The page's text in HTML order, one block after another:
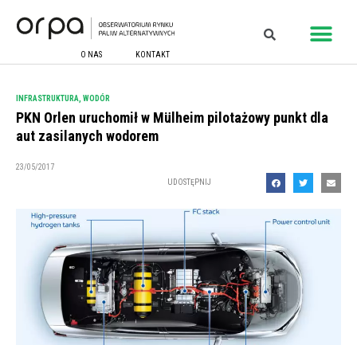
O NAS KONTAKT
INFRASTRUKTURA WODÓR
PKN Orlen uruchomił w Mülheim pilotażowy punkt dla
aut zasilanych wodorem
23/05/2017
UDOSTĘPNIJ